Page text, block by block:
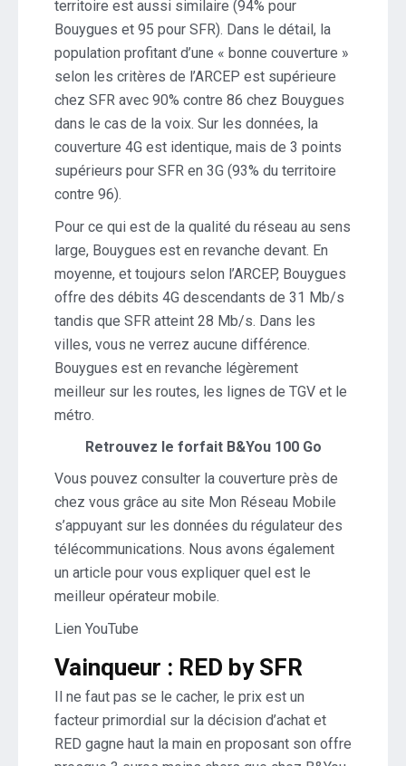
territoire est aussi similaire (94% pour
Bouygues et 95 pour SFR). Dans le détail, la
population profitant d’une « bonne couverture »
selon les critères de l’ARCEP est supérieure
chez SFR avec 90% contre 86 chez Bouygues
dans le cas de la voix. Sur les données, la
couverture 4G est identique, mais de 3 points
supérieurs pour SFR en 3G (93% du territoire
contre 96).
Pour ce qui est de la qualité du réseau au sens
large, Bouygues est en revanche devant. En
moyenne, et toujours selon l’ARCEP, Bouygues
offre des débits 4G descendants de 31 Mb/s
tandis que SFR atteint 28 Mb/s. Dans les
villes, vous ne verrez aucune différence.
Bouygues est en revanche légèrement
meilleur sur les routes, les lignes de TGV et le
métro.
Retrouvez le forfait B&You 100 Go
Vous pouvez consulter la couverture près de
chez vous grâce au site Mon Réseau Mobile
s’appuyant sur les données du régulateur des
télécommunications. Nous avons également
un article pour vous expliquer quel est le
meilleur opérateur mobile.
Lien YouTube
Vainqueur : RED by SFR
Il ne faut pas se le cacher, le prix est un
facteur primordial sur la décision d’achat et
RED gagne haut la main en proposant son offre